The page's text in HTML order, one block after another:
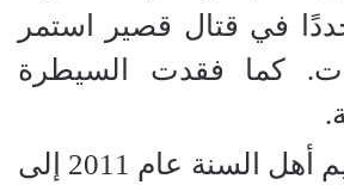
في قتال قصير استمر
كما فقدت السيطرة
شارك تنظيم أهل السنة عام 2011 إلى